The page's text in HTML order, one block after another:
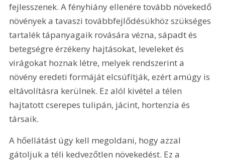
fejlesszenek. A fényhiány ellenére tovább növekedő
növények a tavaszi továbbfejlődésükhöz szükséges
tartalék tápanyagaik rovására vézna, sápadt és
betegségre érzékeny hajtásokat, leveleket és
virágokat hoznak létre, melyek rendszerint a
növény eredeti formáját elcsúfítják, ezért amúgy is
eltávolításra kerülnek. Ez alól kivétel a télen
hajtatott cserepes tulipán, jácint, hortenzia és
társaik.
A hőellátást úgy kell megoldani, hogy azzal
gátoljuk a téli kedvezőtlen növekedést. Ez a